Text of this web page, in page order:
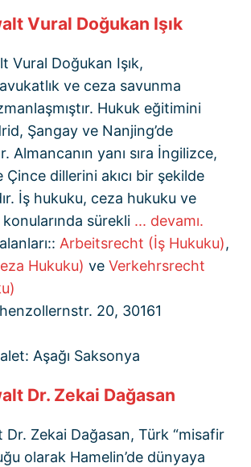
Vural Doğukan Işık
Vural Doğukan Işık,
ve ceza savunma
Hukuk eğitimini
Şangay ve Nanjing’de
Almancanın yanı sıra İngilizce,
dillerini akıcı bir şekilde
İş hukuku, ceza hukuku ve
sürekli ... devamı.
Arbeitsrecht (İş Hukuku),
Hukuku) ve Verkehrsrecht
20, 30161
Aşağı Saksonya
Dr. Zekai Dağasan
Zekai Dağasan, Türk “misafir
olarak Hamelin’de dünyaya